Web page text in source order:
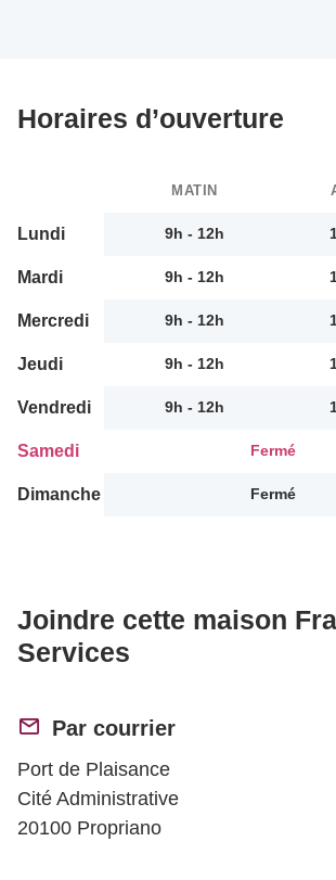
Horaires d’ouverture
MATIN
Lundi 9h - 12h
Mardi 9h - 12h
Mercredi 9h - 12h
Jeudi 9h - 12h
Vendredi 9h - 12h
Samedi Fermé
Dimanche Fermé
Joindre cette maison
Services
Par courrier
Port de Plaisance
Cité Administrative
20100 Propriano